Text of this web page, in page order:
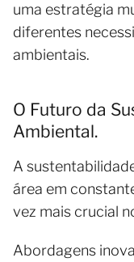
uma estratégia
diferentes
ambientais.
O Futuro da
Ambiental.
A
área em
vez mais crucial
Abordagens